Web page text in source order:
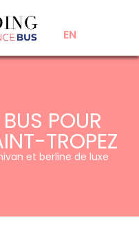
EN
POUR
TROPEZ
et berline de luxe